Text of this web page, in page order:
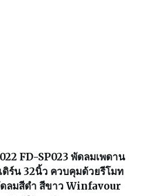
FD-SP023 พัดลมเพดาน
ร์น 32นิ้ว ควบคุมด้วยรีโมท
ลมสีดำ สีขาว Winfavour